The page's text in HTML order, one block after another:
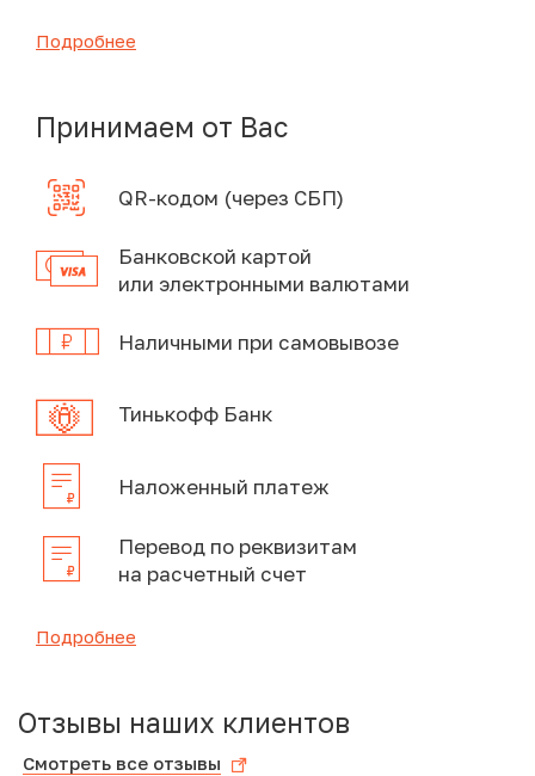
Подробнее
Принимаем от Вас
QR-кодом (через СБП)
Банковской картой
или электронными валютами
Наличными при самовывозе
Тинькофф Банк
Наложенный платеж
Перевод по реквизитам
на расчетный счет
Подробнее
Отзывы наших клиентов
Смотреть все отзывы